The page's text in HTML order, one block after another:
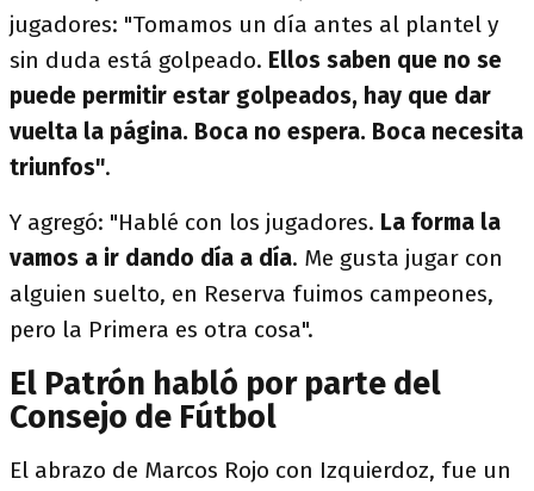
jugadores: "Tomamos un día antes al plantel y
sin duda está golpeado. Ellos saben que no se
puede permitir estar golpeados, hay que dar
vuelta la página. Boca no espera. Boca necesita
triunfos".
Y agregó: "Hablé con los jugadores. La forma la
vamos a ir dando día a día. Me gusta jugar con
alguien suelto, en Reserva fuimos campeones,
pero la Primera es otra cosa".
El Patrón habló por parte del
Consejo de Fútbol
El abrazo de Marcos Rojo con Izquierdoz, fue un